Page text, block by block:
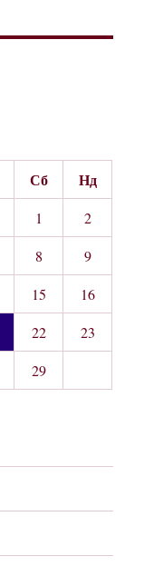
Сб Нд
1 2
8
9
15
16
22
23
29